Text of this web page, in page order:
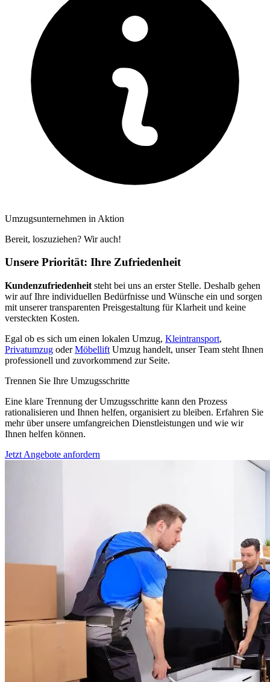
Umzugsunternehmen in Aktion
Bereit, loszuziehen? Wir auch!
Unsere Priorität: Ihre Zufriedenheit
Kundenzufriedenheit steht bei uns an erster Stelle. Deshalb gehen
wir auf Ihre individuellen Bedürfnisse und Wünsche ein und sorgen
mit unserer transparenten Preisgestaltung für Klarheit und keine
versteckten Kosten.
Egal ob es sich um einen lokalen Umzug, Kleintransport,
Privatumzug oderMöbellift Umzug handelt, unser Team steht Ihnen
professionell und zuvorkommend zur Seite.
Trennen Sie Ihre Umzugsschritte
Eine klare Trennung der Umzugsschritte kann den Prozess
rationalisieren und Ihnen helfen, organisiert zu bleiben. Erfahren Sie
mehr über unsere umfangreichen Dienstleistungen und wie wir
Ihnen helfen können.
Jetzt Angebote anfordern